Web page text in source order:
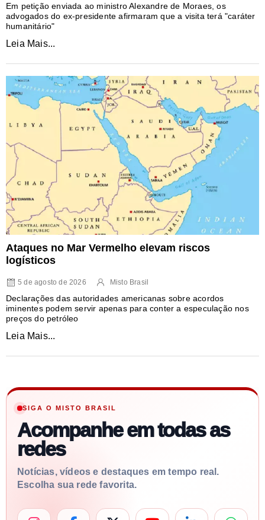
Em petição enviada ao ministro Alexandre de Moraes, os
advogados do ex-presidente afirmaram que a visita terá "caráter
humanitário"
Leia Mais...
Ataques no Mar Vermelho elevam riscos
logísticos
5 de agosto de 2026 Misto Brasil
Declarações das autoridades americanas sobre acordos
iminentes podem servir apenas para conter a especulação nos
preços do petróleo
Leia Mais...
SIGA O MISTO BRASIL
Acompanhe em todas as
redes
Notícias, vídeos e destaques em tempo real.
Escolha sua rede favorita.